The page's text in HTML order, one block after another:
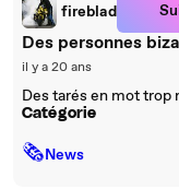
fireblad
Des personnes
il y a 20 ans
Des tarés en mot trop
Catégorie
🗞News